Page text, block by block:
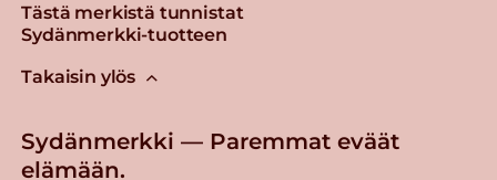
Tästä merkistä tunnistat
Sydänmerkki-tuotteen
Takaisin ylös
Sydänmerkki — Paremmat eväät
elämään.